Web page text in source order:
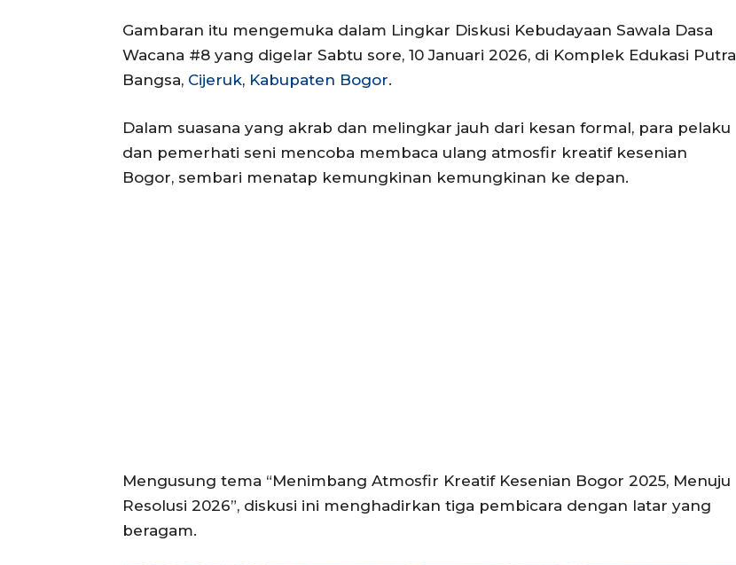
Gambaran itu mengemuka dalam Lingkar Diskusi Kebudayaan Sawala Dasa
Wacana #8 yang digelar Sabtu sore, 10 Januari 2026, di Komplek Edukasi Putra
Bangsa, Cijeruk, Kabupaten Bogor.
Dalam suasana yang akrab dan melingkar jauh dari kesan formal, para pelaku
dan pemerhati seni mencoba membaca ulang atmosfir kreatif kesenian
Bogor, sembari menatap kemungkinan kemungkinan ke depan.
Mengusung tema “Menimbang Atmosfir Kreatif Kesenian Bogor 2025, Menuju
Resolusi 2026”, diskusi ini menghadirkan tiga pembicara dengan latar yang
beragam.